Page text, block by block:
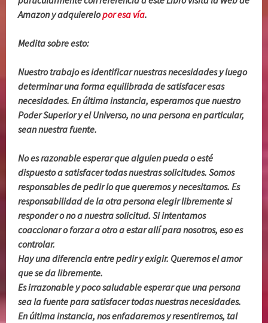
Amazon y adquierelopor esa vía.
Medita sobre esto:
Nuestro trabajo es identificar nuestras necesidades y luego
determinar una forma equilibrada de satisfacer esas
necesidades. En última instancia, esperamos que nuestro
Poder Superior y el Universo, no una persona en particular,
sean nuestra fuente.
No es razonable esperar que alguien pueda o esté
dispuesto a satisfacer todas nuestras solicitudes. Somos
responsables de pedir lo que queremos y necesitamos. Es
responsabilidad de la otra persona elegir libremente si
responder o no a nuestra solicitud. Si intentamos
coaccionar o forzar a otro a estar allí para nosotros, eso es
controlar.
Hay una diferencia entre pedir y exigir. Queremos el amor
que se da libremente.
Es irrazonable y poco saludable esperar que una persona
sea la fuente para satisfacer todas nuestras necesidades.
En última instancia, nos enfadaremos y resentiremos, tal